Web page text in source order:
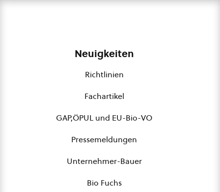
Neuigkeiten
Richtlinien
Fachartikel
GAP,ÖPUL und EU-Bio-VO
Pressemeldungen
Unternehmer-Bauer
Bio Fuchs